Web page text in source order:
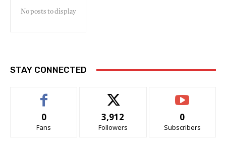
No posts to display
STAY CONNECTED
0
Fans
3,912
Followers
0
Subscribers